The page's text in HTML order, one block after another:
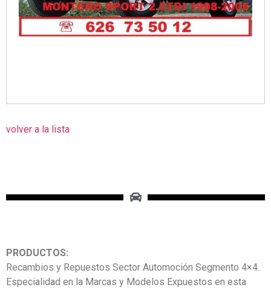
volver a la lista
PRODUCTOS:
Recambios y Repuestos Sector Automoción Segmento 4×4.
Especialidad en la Marcas y Modelos Expuestos en esta